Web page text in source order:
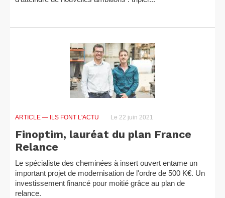
ARTICLE — ILS FONT L'ACTU Le 22 juin 2021
Finoptim, lauréat du plan France
Relance
Le spécialiste des cheminées à insert ouvert entame un
important projet de modernisation de l'ordre de 500 K€. Un
investissement financé pour moitié grâce au plan de
relance.